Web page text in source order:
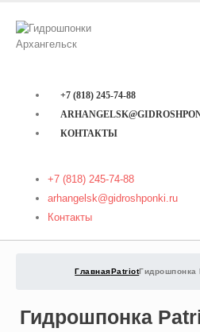
+7 (818) 245-74-88
КОНТАКТЫ
+7 (818) 245-74-88
arhangelsk@gidroshponki.ru
Контакты
ГлавнаяPatriotГидрошпонка
Гидрошпонка